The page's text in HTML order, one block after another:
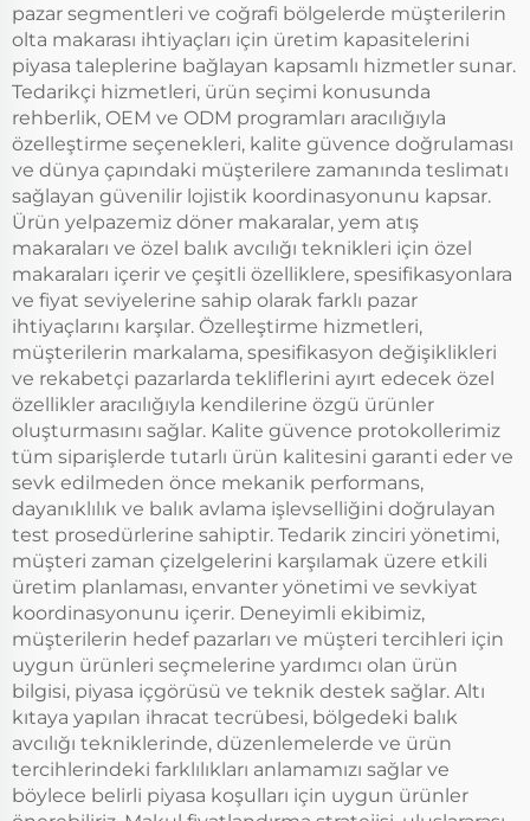
pazar segmentleri ve coğrafi bölgelerde müşterilerin
olta makarası ihtiyaçları için üretim kapasitelerini
piyasa taleplerine bağlayan kapsamlı hizmetler sunar.
Tedarikçi hizmetleri, ürün seçimi konusunda
rehberlik, OEM ve ODM programları aracılığıyla
özelleştirme seçenekleri, kalite güvence doğrulaması
ve dünya çapındaki müşterilere zamanında teslimatı
sağlayan güvenilir lojistik koordinasyonunu kapsar.
Ürün yelpazemiz döner makaralar, yem atış
makaraları ve özel balık avcılığı teknikleri için özel
makaraları içerir ve çeşitli özelliklere, spesifikasyonlara
ve fiyat seviyelerine sahip olarak farklı pazar
ihtiyaçlarını karşılar. Özelleştirme hizmetleri,
müşterilerin markalama, spesifikasyon değişiklikleri
ve rekabetçi pazarlarda tekliflerini ayırt edecek özel
özellikler aracılığıyla kendilerine özgü ürünler
oluşturmasını sağlar. Kalite güvence protokollerimiz
tüm siparişlerde tutarlı ürün kalitesini garanti eder ve
sevk edilmeden önce mekanik performans,
dayanıklılık ve balık avlama işlevselliğini doğrulayan
test prosedürlerine sahiptir. Tedarik zinciri yönetimi,
müşteri zaman çizelgelerini karşılamak üzere etkili
üretim planlaması, envanter yönetimi ve sevkiyat
koordinasyonunu içerir. Deneyimli ekibimiz,
müşterilerin hedef pazarları ve müşteri tercihleri için
uygun ürünleri seçmelerine yardımcı olan ürün
bilgisi, piyasa içgörüsü ve teknik destek sağlar. Altı
kıtaya yapılan ihracat tecrübesi, bölgedeki balık
avcılığı tekniklerinde, düzenlemelerde ve ürün
tercihlerindeki farklılıkları anlamamızı sağlar ve
böylece belirli piyasa koşulları için uygun ürünler